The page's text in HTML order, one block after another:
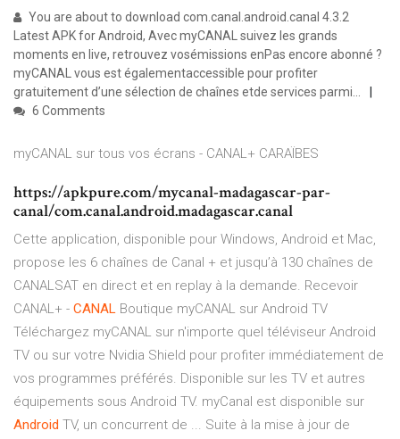
You are about to download com.canal.android.canal 4.3.2
Latest APK for Android, Avec myCANAL suivez les grands
moments en live, retrouvez vosémissions enPas encore abonné ?
myCANAL vous est égalementaccessible pour profiter
gratuitement d’une sélection de chaînes etde services parmi...
6 Comments
myCANAL sur tous vos écrans - CANAL+ CARAÏBES
https://apkpure.com/mycanal-madagascar-par-
canal/com.canal.android.madagascar.canal
Cette application, disponible pour Windows, Android et Mac,
propose les 6 chaînes de Canal + et jusqu’à 130 chaînes de
CANALSAT en direct et en replay à la demande. Recevoir
CANAL+ - CANAL Boutique myCANAL sur Android TV
Téléchargez myCANAL sur n'importe quel téléviseur Android
TV ou sur votre Nvidia Shield pour profiter immédiatement de
vos programmes préférés. Disponible sur les TV et autres
équipements sous Android TV. myCanal est disponible sur
Android TV, un concurrent de ... Suite à la mise à jour de